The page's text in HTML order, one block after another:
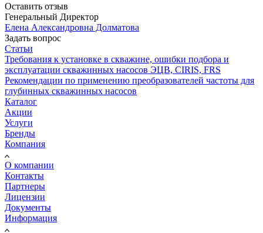
Оставить отзыв
Генеральный Директор
Елена Александровна Долматова
Задать вопрос
Статьи
Требования к установке в скважине, ошибки подбора и
эксплуатации скважинных насосов ЭЦВ, CIRIS, FRS
Рекомендации по применению преобразователей частоты для
глубинных скважинных насосов
Каталог
Акции
Услуги
Бренды
Компания
О компании
Контакты
Партнеры
Лицензии
Документы
Информация